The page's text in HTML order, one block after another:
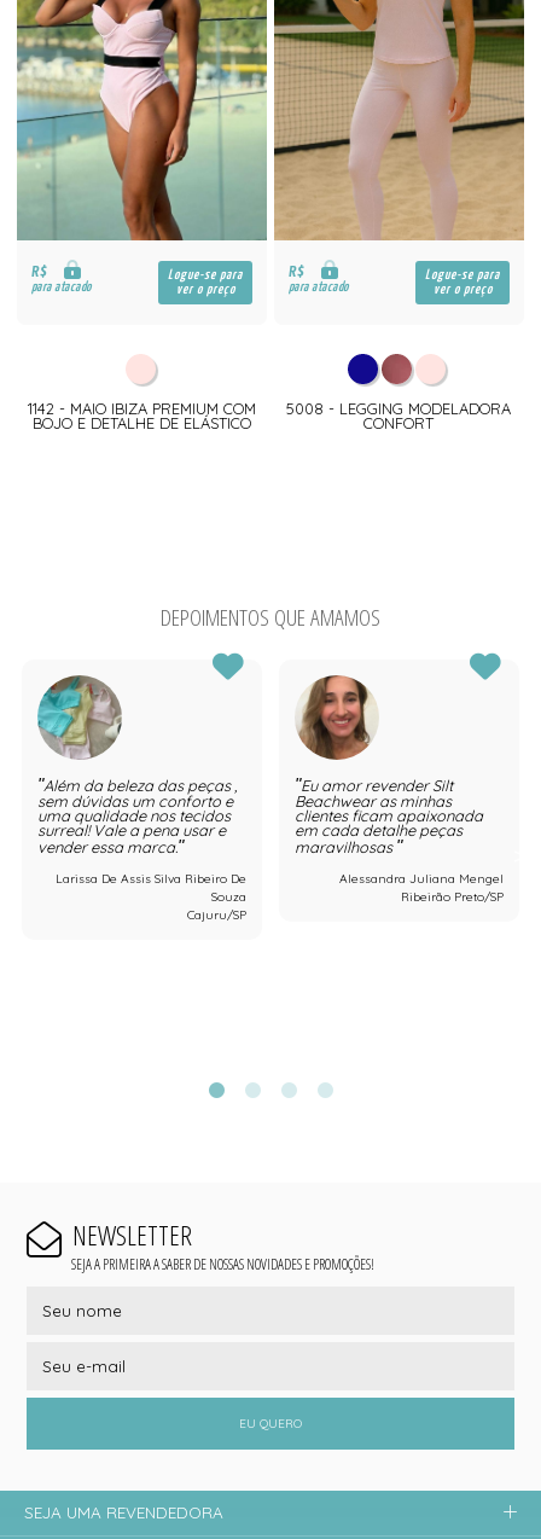
R$
para atacado
Logue-se para
ver o preço
1142 - MAIO IBIZA PREMIUM COM
BOJO E DETALHE DE ELÁSTICO
R$
para atacado
Logue-se para
ver o preço
5008 - LEGGING MODELADORA
CONFORT
DEPOIMENTOS QUE AMAMOS
Além da beleza das peças ,
sem dúvidas um conforto e
uma qualidade nos tecidos
surreal! Vale a pena usar e
vender essa marca.
Larissa De Assis Silva Ribeiro De
Souza
Cajuru/SP
Eu amor revender Silt
Beachwear as minhas
clientes ficam apaixonada
em cada detalhe peças
maravilhosas
Alessandra Juliana Mengel
Ribeirão Preto/SP
NEWSLETTER
SEJA A PRIMEIRA A SABER DE NOSSAS NOVIDADES E PROMOÇÕES!
EU QUERO
SEJA UMA REVENDEDORA